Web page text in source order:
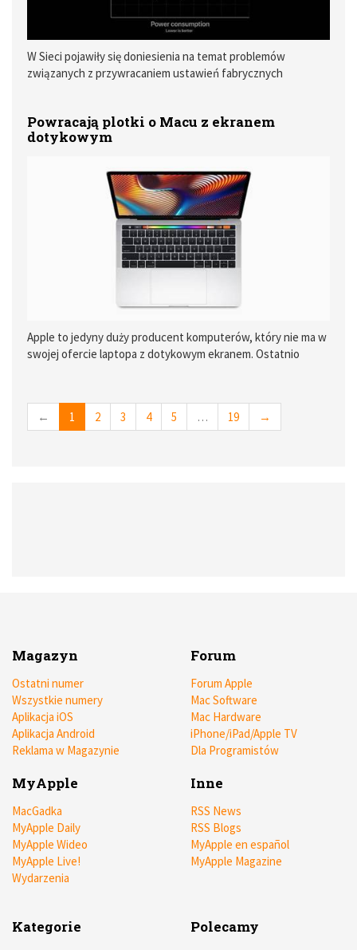
W Sieci pojawiły się doniesienia na temat problemów
związanych z przywracaniem ustawień fabrycznych
błędu przygotowania aktualizacji.
Powracają plotki o Macu z ekranem
dotykowym
Apple to jedyny duży producent komputerów, który nie ma w
swojej ofercie laptopa z dotykowym ekranem. Ostatnio
←
1 2 3 4 5 … 19 →
Magazyn
Ostatni numer
Wszystkie numery
Aplikacja iOS
Aplikacja Android
Reklama w Magazynie
Forum
Forum Apple
Mac Software
Mac Hardware
iPhone/iPad/Apple TV
Dla Programistów
MyApple
MacGadka
MyApple Daily
MyApple Wideo
MyApple Live!
Wydarzenia
Inne
RSS News
RSS Blogs
MyApple en español
MyApple Magazine
Kategorie Polecamy